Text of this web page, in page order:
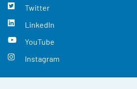
Twitter
LinkedIn
YouTube
Instagram